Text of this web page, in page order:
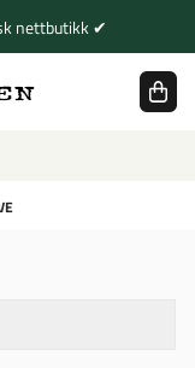
nettbutikk ✔